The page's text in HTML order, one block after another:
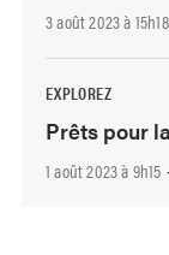
3 août 2023 à 15h18
EXPLOREZ
Prêts pour
1 août 2023 à 9h15